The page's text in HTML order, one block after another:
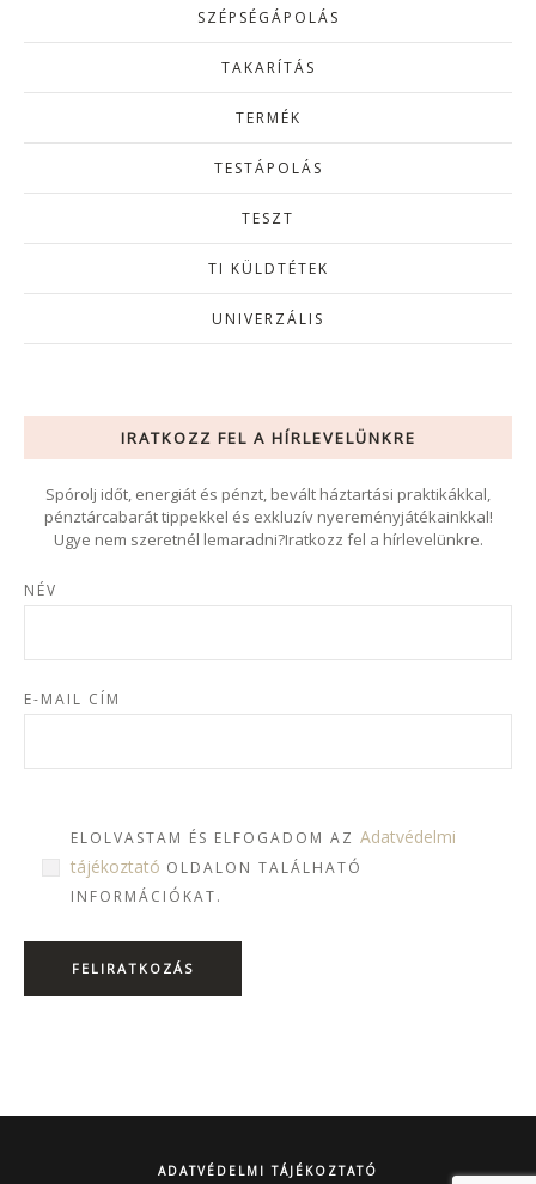
SZÉPSÉGÁPOLÁS
TAKARÍTÁS
TERMÉK
TESTÁPOLÁS
TESZT
TI KÜLDTÉTEK
UNIVERZÁLIS
IRATKOZZ FEL A HÍRLEVELÜNKRE
Spórolj időt, energiát és pénzt, bevált háztartási praktikákkal,
pénztárcabarát tippekkel és exkluzív nyereményjátékainkkal!
Ugye nem szeretnél lemaradni?Iratkozz fel a hírlevelünkre.
NÉV
E-MAIL CÍM
ELOLVASTAM ÉS ELFOGADOM AZ Adatvédelmi
tájékoztató OLDALON TALÁLHATÓ
INFORMÁCIÓKAT.
ADATVÉDELMI TÁJÉKOZTATÓ